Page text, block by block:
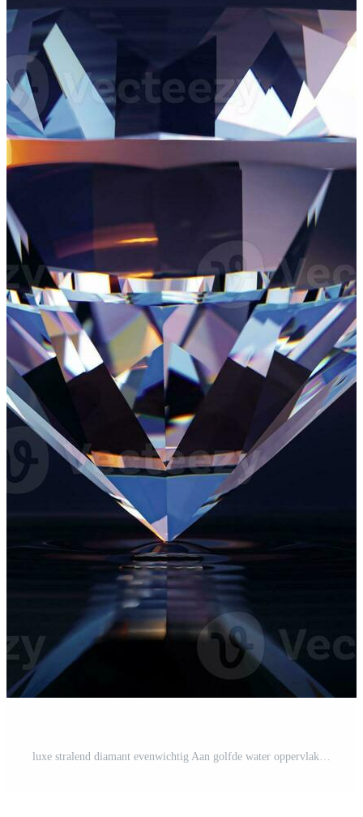
luxe stralend diamant evenwichtig Aan golfde water oppervlakte met weerspiegeld lucht achtergrond, diamant behang, Pro Foto